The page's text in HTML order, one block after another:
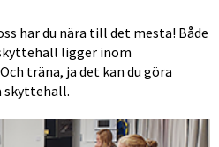
har du nära till det mesta! Både
ligger inom
träna, ja det kan du göra
skyttehall.